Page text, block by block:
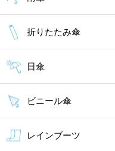
折りたたみ傘
日傘
ビニール傘
レインブーツ